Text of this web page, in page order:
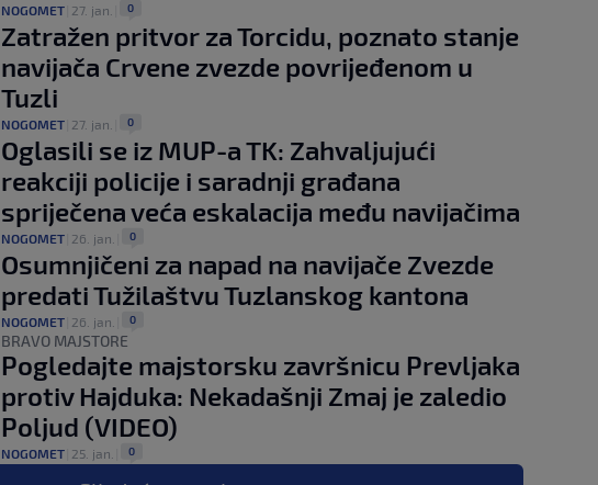
NOGOMET 27. jan. 0
Zatražen pritvor za Torcidu, poznato stanje
navijača Crvene zvezde povrijeđenom u
Tuzli
NOGOMET 27. jan. 0
Oglasili se iz MUP-a TK: Zahvaljujući
reakciji policije i saradnji građana
spriječena veća eskalacija među navijačima
NOGOMET 26. jan. 0
Osumnjičeni za napad na navijače Zvezde
predati Tužilaštvu Tuzlanskog kantona
NOGOMET 26. jan. 0
BRAVO MAJSTORE
Pogledajte majstorsku završnicu Prevljaka
protiv Hajduka: Nekadašnji Zmaj je zaledio
Poljud (VIDEO)
NOGOMET 25. jan. 0